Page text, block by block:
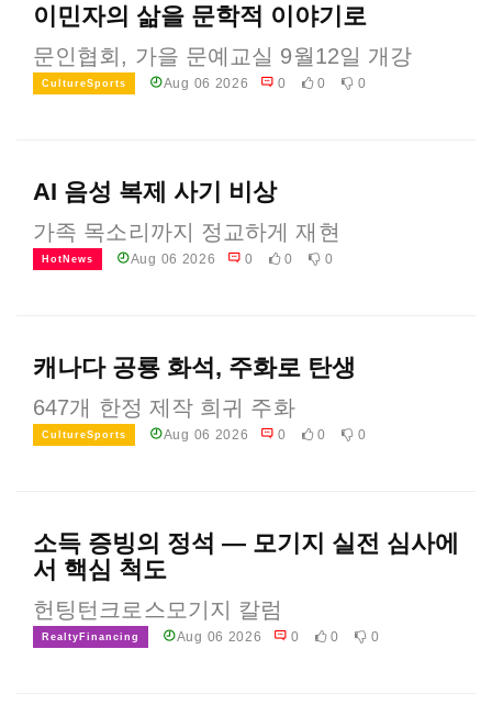
이민자의 삶을 문학적 이야기로
문인협회, 가을 문예교실 9월12일 개강
CultureSports Aug 06 2026 0 0 0
AI 음성 복제 사기 비상
가족 목소리까지 정교하게 재현
HotNews Aug 06 2026 0 0 0
캐나다 공룡 화석, 주화로 탄생
647개 한정 제작 희귀 주화
CultureSports Aug 06 2026 0 0 0
소득 증빙의 정석 — 모기지 실전 심사에
서 핵심 척도
헌팅턴크로스모기지 칼럼
RealtyFinancing Aug 06 2026 0 0 0